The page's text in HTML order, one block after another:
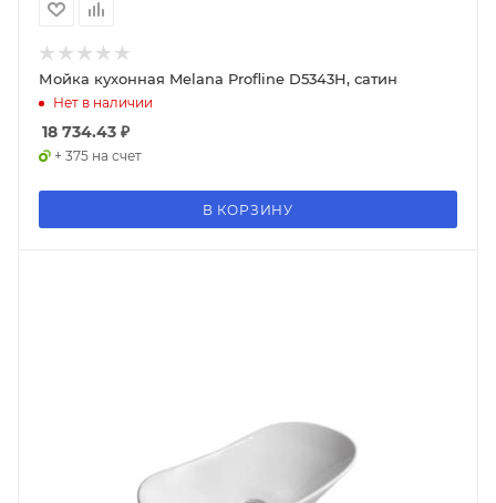
Мойка кухонная Melana Profline D5343H, сатин
Нет в наличии
18 734.43 ₽
+ 375 на счет
В КОРЗИНУ